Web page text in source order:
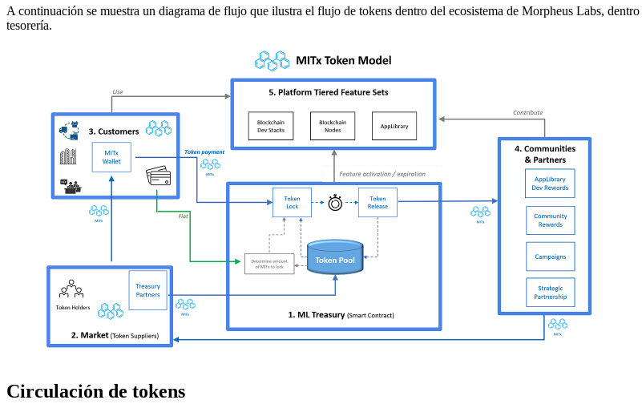
A continuación se muestra un diagrama de flujo que ilustra el flujo de tokens dentro del ecosistema de Morpheus Labs,
tesorería.
Circulación de tokens